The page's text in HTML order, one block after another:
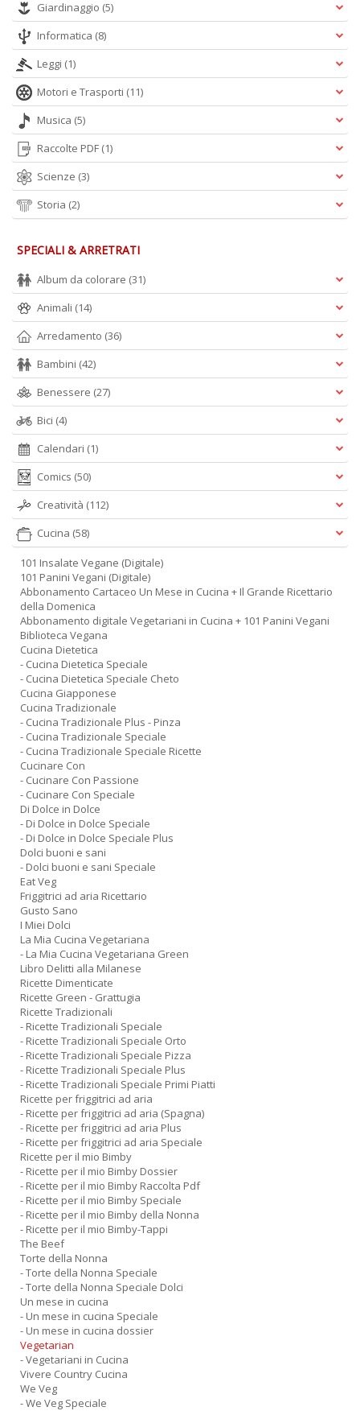
Giardinaggio (5)
Informatica (8)
Leggi (1)
Motori e Trasporti (11)
Musica (5)
Raccolte PDF (1)
Scienze (3)
Storia (2)
SPECIALI & ARRETRATI
Album da colorare (31)
Animali (14)
Arredamento (36)
Bambini (42)
Benessere (27)
Bici (4)
Calendari (1)
Comics (50)
Creatività (112)
Cucina (58)
101 Insalate Vegane (Digitale)
101 Panini Vegani (Digitale)
Abbonamento Cartaceo Un Mese in Cucina + Il Grande Ricettario
della Domenica
Abbonamento digitale Vegetariani in Cucina + 101 Panini Vegani
Biblioteca Vegana
Cucina Dietetica
- Cucina Dietetica Speciale
- Cucina Dietetica Speciale Cheto
Cucina Giapponese
Cucina Tradizionale
- Cucina Tradizionale Plus - Pinza
- Cucina Tradizionale Speciale
- Cucina Tradizionale Speciale Ricette
Cucinare Con
- Cucinare Con Passione
- Cucinare Con Speciale
Di Dolce in Dolce
- Di Dolce in Dolce Speciale
- Di Dolce in Dolce Speciale Plus
Dolci buoni e sani
- Dolci buoni e sani Speciale
Eat Veg
Friggitrici ad aria Ricettario
Gusto Sano
I Miei Dolci
La Mia Cucina Vegetariana
- La Mia Cucina Vegetariana Green
Libro Delitti alla Milanese
Ricette Dimenticate
Ricette Green - Grattugia
Ricette Tradizionali
- Ricette Tradizionali Speciale
- Ricette Tradizionali Speciale Orto
- Ricette Tradizionali Speciale Pizza
- Ricette Tradizionali Speciale Plus
- Ricette Tradizionali Speciale Primi Piatti
Ricette per friggitrici ad aria
- Ricette per friggitrici ad aria (Spagna)
- Ricette per friggitrici ad aria Plus
- Ricette per friggitrici ad aria Speciale
Ricette per il mio Bimby
- Ricette per il mio Bimby Dossier
- Ricette per il mio Bimby Raccolta Pdf
- Ricette per il mio Bimby Speciale
- Ricette per il mio Bimby della Nonna
- Ricette per il mio Bimby-Tappi
The Beef
Torte della Nonna
- Torte della Nonna Speciale
- Torte della Nonna Speciale Dolci
Un mese in cucina
- Un mese in cucina Speciale
- Un mese in cucina dossier
Vegetarian
- Vegetariani in Cucina
Vivere Country Cucina
We Veg
- We Veg Speciale